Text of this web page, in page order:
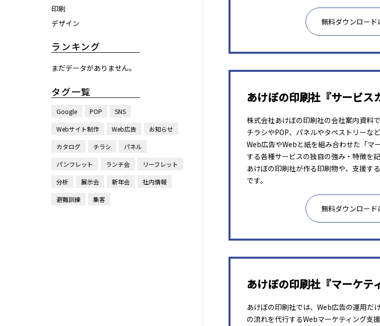
印刷
デザイン
ランキング
まだデータがありません。
タグ一覧
Google POP SNS
Webサイト制作 Web広告 お知らせ
カタログ チラシ パネル
パンフレット ランチ会 リーフレット
分析 展示会 新年会 社内情報
避難訓練 集客
無料ダウンロード
あけぼの印刷社『サービス
株式会社あけぼの印刷社の会社案内資料で
チラシやPOP、パネルやタペストリーな
Web広告やWebと紙を組み合わせた「マ
する各種サービスの独自の強み・特徴を記
あけぼの印刷社が作る印刷物や、支援す
です。
無料ダウンロード
あけぼの印刷社『マーケテ
あけぼの印刷社では、Web広告の運用だ
の流れを代行するWebマーケティング支援